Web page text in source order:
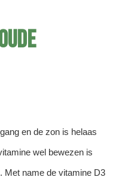
en de zon is helaas
wel bewezen is
Met name de vitamine D3